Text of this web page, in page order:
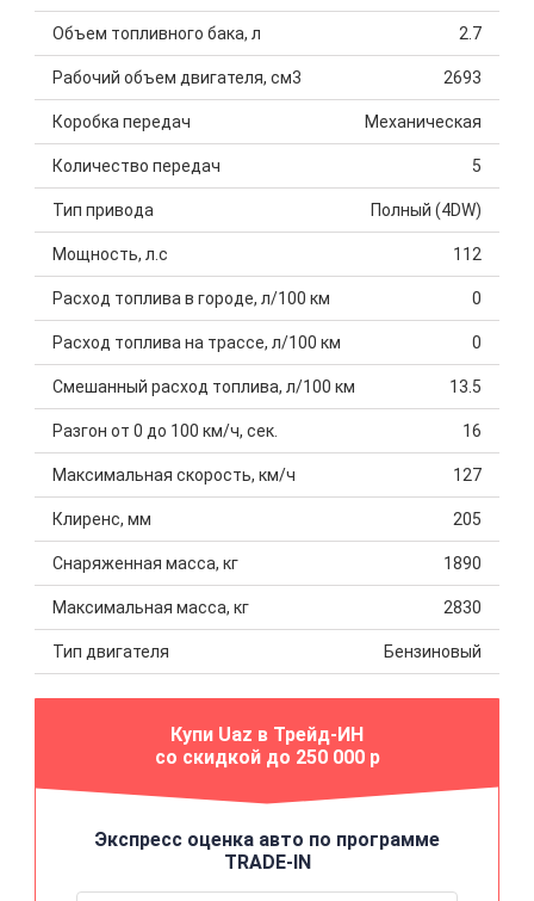
Объем топливного бака, л 2.7
Рабочий объем двигателя, см3 2693
Коробка передач Механическая
Количество передач 5
Тип привода Полный (4DW)
Мощность, л.с 112
Расход топлива в городе, л/100 км 0
Расход топлива на трассе, л/100 км 0
Смешанный расход топлива, л/100 км 13.5
Разгон от 0 до 100 км/ч, сек. 16
Максимальная скорость, км/ч 127
Клиренс, мм 205
Снаряженная масса, кг 1890
Максимальная масса, кг 2830
Тип двигателя Бензиновый
Купи Uaz в Трейд-ИН
со скидкой до 250 000 р
Экспресс оценка авто по программе
TRADE-IN